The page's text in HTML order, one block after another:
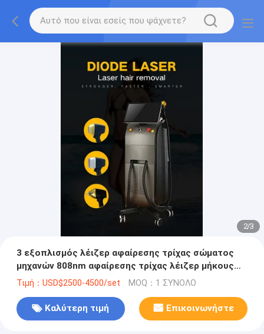
2/3
3 εξοπλισμός λέιζερ αφαίρεσης τρίχας σώματος
μηχανών 808nm αφαίρεσης τρίχας λέιζερ μήκους
κύματος
Τιμή：USD$2500-4500/set MOQ：1 ΣΥΝΟΛΟ
Καλύτερη τιμή Επικοινωνήστε